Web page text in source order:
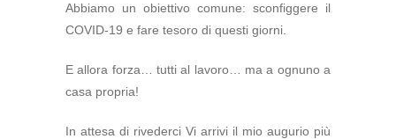
Abbiamo un obiettivo comune: sconfiggere il
COVID-19 e fare tesoro di questi giorni.
E allora forza… tutti al lavoro… ma a ognuno a
casa propria!
In attesa di rivederci Vi arrivi il mio augurio più